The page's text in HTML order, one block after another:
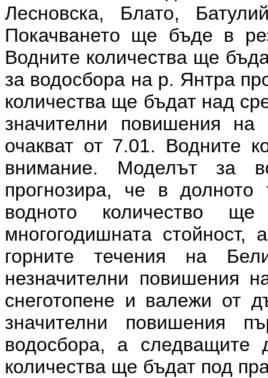
Лесновска, Блато,
Покачването ще бъде в
Водните количества ще
за водосбора на р. Янтра
количества ще бъдат над
значителни повишения
очакват от 7.01. Водните
внимание. Моделът за
прогнозира, че в
водното количество
многогодишната
горните течения на
незначителни повишения
снеготопене и валежи
значителни повишения
водосбора, а
количества ще бъдат под